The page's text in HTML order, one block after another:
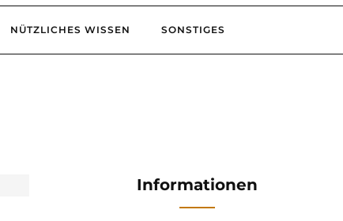
NÜTZLICHES WISSEN SONSTIGES
Informationen